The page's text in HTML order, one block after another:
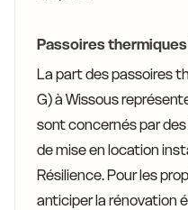
Passoires thermiques
La part des passoires
G) à Wissous
sont concernés par
de mise en location
Résilience. Pour les
anticiper la rénovation